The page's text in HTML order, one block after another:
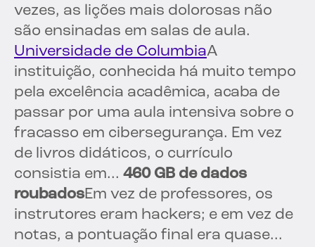
vezes, as lições mais dolorosas não
são ensinadas em salas de aula.
Universidade de ColumbiaA
instituição, conhecida há muito tempo
pela excelência acadêmica, acaba de
passar por uma aula intensiva sobre o
fracasso em cibersegurança. Em vez
de livros didáticos, o currículo
consistia em... 460 GB de dados
roubadosEm vez de professores, os
instrutores eram hackers; e em vez de
notas, a pontuação final era quase...